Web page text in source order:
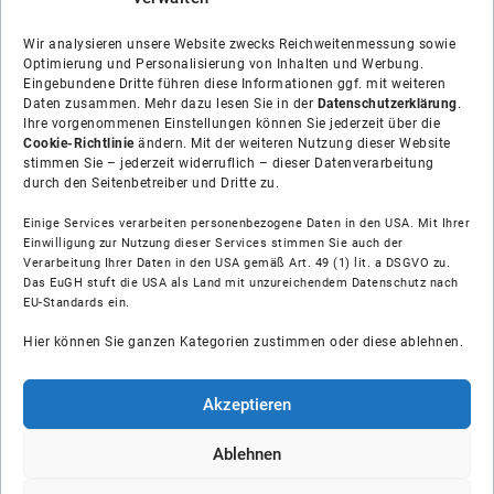
Wir analysieren unsere Website zwecks Reichweitenmessung sowie
Optimierung und Personalisierung von Inhalten und Werbung.
Eingebundene Dritte führen diese Informationen ggf. mit weiteren
Daten zusammen. Mehr dazu lesen Sie in der Datenschutzerklärung.
Ihre vorgenommenen Einstellungen können Sie jederzeit über die
Cookie-Richtlinieändern. Mit der weiteren Nutzung dieser Website
stimmen Sie – jederzeit widerruflich – dieser Datenverarbeitung
durch den Seitenbetreiber und Dritte zu.
Einige Services verarbeiten personenbezogene Daten in den USA. Mit Ihrer
Einwilligung zur Nutzung dieser Services stimmen Sie auch der
Verarbeitung Ihrer Daten in den USA gemäß Art. 49 (1) lit. a DSGVO zu.
Das EuGH stuft die USA als Land mit unzureichendem Datenschutz nach
EU-Standards ein.
Hier können Sie ganzen Kategorien zustimmen oder diese ablehnen.
Akzeptieren
Ablehnen
Über uns